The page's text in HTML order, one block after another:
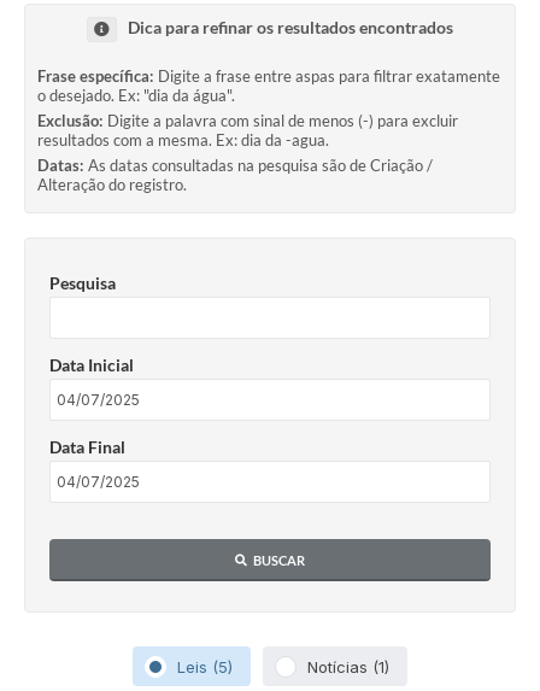
Dica para refinar os resultados encontrados
Frase específica: Digite a frase entre aspas para filtrar exatamente
o desejado. Ex: "dia da água".
Exclusão: Digite a palavra com sinal de menos (-) para excluir
resultados com a mesma. Ex: dia da -agua.
Datas: As datas consultadas na pesquisa são de Criação /
Alteração do registro.
Pesquisa
Data Inicial
Data Final
BUSCAR
Leis (5) Notícias (1)